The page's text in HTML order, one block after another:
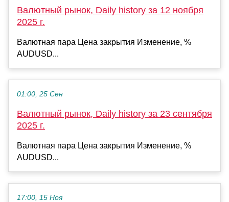
Валютный рынок, Daily history за 12 ноября
2025 г.
Валютная пара Цена закрытия Изменение, %
AUDUSD...
01:00, 25 Сен
Валютный рынок, Daily history за 23 сентября
2025 г.
Валютная пара Цена закрытия Изменение, %
AUDUSD...
17:00, 15 Ноя